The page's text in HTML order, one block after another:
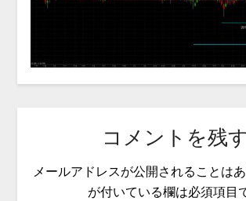
コメントを残
メールアドレスが公開されることはあ
が付いている欄は必須項目